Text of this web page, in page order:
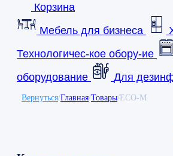
Корзина
Мебель для бизнеса
Технологичес-кое обору-ие
оборудование
Для
Вернуться/Главная/Товары/ ECO-M